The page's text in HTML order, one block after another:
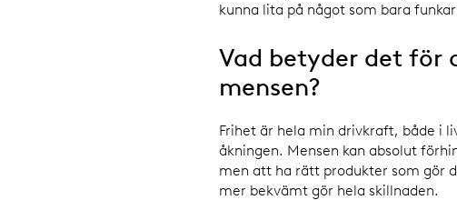
kunna lita på något som bara funkar
Vad betyder det för
mensen?
Frihet är hela min drivkraft, både i
åkningen. Mensen kan absolut
men att ha rätt produkter som gör
mer bekvämt gör hela skillnaden.